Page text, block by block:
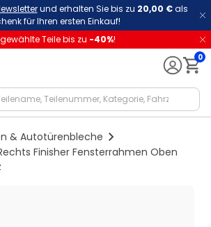
und erhalten Sie bis zu 20,00 €als
für Ihren ersten Einkauf!
Teile bis zu -40%!
0
& Autotürenbleche
Finisher Fensterrahmen Oben